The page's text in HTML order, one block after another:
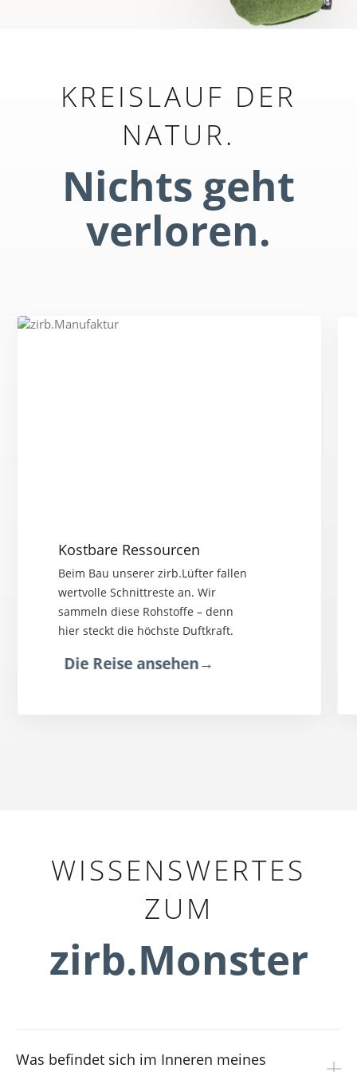
KREISLAUF DER
NATUR.
Nichts geht
verloren.
Kostbare Ressourcen
Beim Bau unserer zirb.Lüfter fallen
wertvolle Schnittreste an. Wir
sammeln diese Rohstoffe – denn
hier steckt die höchste Duftkraft.
Die Reise ansehen→
WISSENSWERTES
ZUM
zirb.Monster
Was befindet sich im Inneren meines